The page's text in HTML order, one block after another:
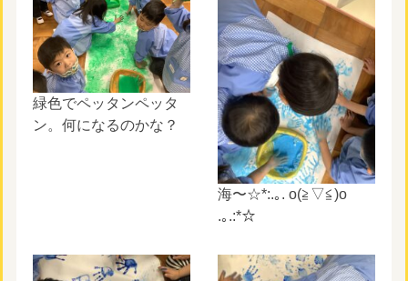
緑色でペッタンペッタ
ン。何になるのかな？
海〜☆*:.｡. o(≧▽≦)o
.｡.:*☆